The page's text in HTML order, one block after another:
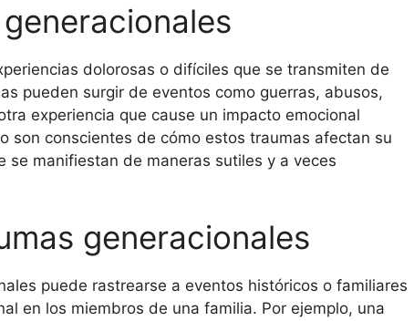
dolorosas o difíciles que se transmiten de
pueden surgir de eventos como guerras, abusos,
experiencia que cause un impacto emocional
son conscientes de cómo estos traumas afectan su
se manifiestan de maneras sutiles y a veces
generacionales
puede rastrearse a eventos históricos o familiares
en los miembros de una familia. Por ejemplo, una